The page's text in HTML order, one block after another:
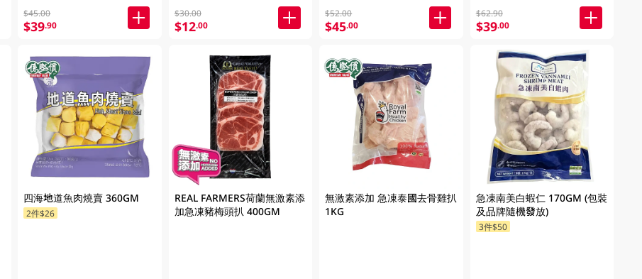
$45.00
$39.90
$30.00
$12.00
$52.00
$45.00
$62.90
$39.00
四海地道魚肉燒賣 360GM
2件$26
REAL FARMERS荷蘭無激素添
加急凍豬梅頭扒 400GM
無激素添加 急凍泰國去骨雞扒
1KG
急凍南美白蝦仁 170GM (包裝
及品牌隨機發放)
3件$50